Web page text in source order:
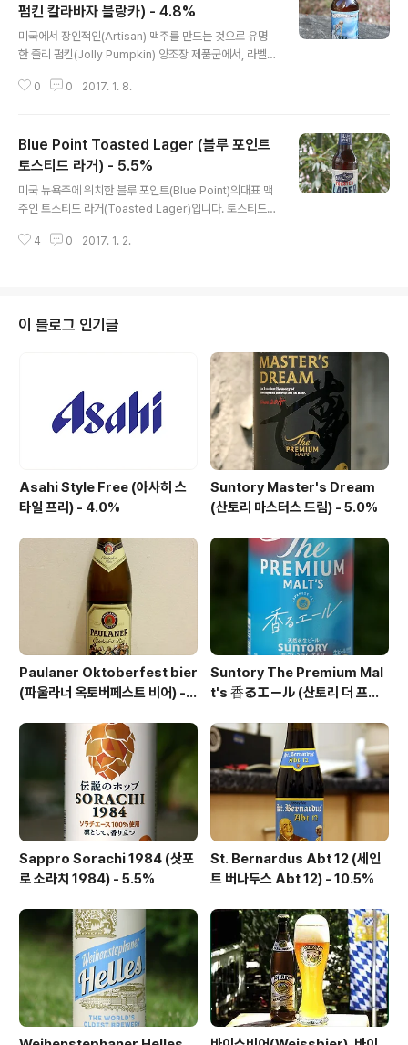
펌킨 칼라바자 블랑카) - 4.8%
미국에서 장인적인(Artisan) 맥주를 만드는 것으로 유명
한 졸리 펌킨(Jolly Pumpkin) 양조장 제품군에서, 라벨
랑카(Calabaza Blanca)입니다. 졸리 펌킨에서 라벨에
로 설정해놨습니다.즉 호가든과 셀리스 화이트, 블루문 등
과 같은 셈이죠. - 블로그에 리뷰된 졸리 펌킨(Jolly Pum
pkin) 양조장의 맥주 -Jolly Pumpkin Oro De Calaba
za (졸리 펌킨 오로 데 칼라바자) - 8.0% - 2015.06.25
칼라바자 블랑카에도 코리엔더와 오렌지 껍질이 들어갔으
며4.8%라는 알코올..
0 0 2017. 1. 8.
Blue Point Toasted Lager (블루 포인트
토스티드 라거) - 5.5%
미국 뉴욕주에 위치한 블루 포인트(Blue Point)의대표 맥
주인 토스티드 라거(Toasted Lager)입니다. 토스티드
특히 맥아(Malt)와 관련된 맛입니다. 마치 Citrus Ale 이
을 붙인건직화로 맥즙을 끓이는 양조장비 때문이라 합니
다. 기본적으로 빵이나 비스킷과 같은 속성의 맥아를 쓰면
서카라멜과 같은 당분이 직화 열에 의해 늘러붙거나 갈변
되기에 이를 Toasted 라 부르기 시작한 것입니다. 위스키
배럴을 만들 때 통 내부를 굽는 과정을토..
4 0 2017. 1. 2.
이 블로그 인기글
Asahi Style Free (아사히 스
타일 프리) - 4.0%
Suntory Master's Dream
(산토리 마스터스 드림) - 5.0%
Paulaner Oktoberfest bier
(파울라너 옥토버페스트 비어) -
Suntory The Premium Mal
t's 香るエール (산토리 더 프리
Sappro Sorachi 1984 (삿포
로 소라치 1984) - 5.5%
St. Bernardus Abt 12 (세인
트 버나두스 Abt 12) - 10.5%